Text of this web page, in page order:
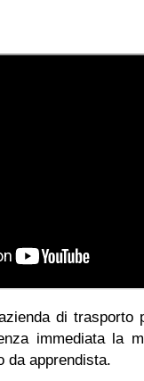
di trasporto
immediata la
da apprendista.